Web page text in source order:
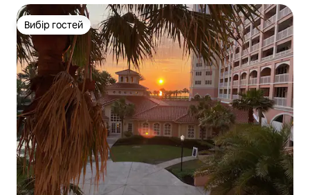
Вибір гостей
Вибір гостей